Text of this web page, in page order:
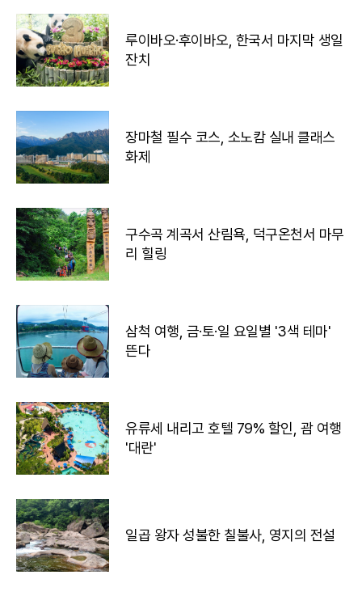
루이바오·후이바오, 한국서 마지막 생일
잔치
장마철 필수 코스, 소노캄 실내 클래스
화제
구수곡 계곡서 산림욕, 덕구온천서 마무
리 힐링
삼척 여행, 금·토·일 요일별 '3색 테마'
뜬다
유류세 내리고 호텔 79% 할인, 괌 여행
'대란'
일곱 왕자 성불한 칠불사, 영지의 전설